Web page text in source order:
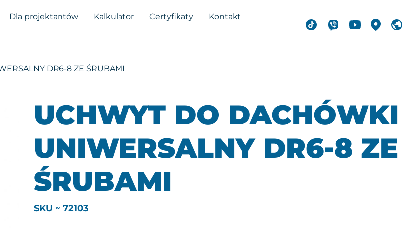
Dla projektantów Kalkulator Certyfikaty
Kontakt
DR6-8 ZE ŚRUBAMI
UCHWYT DO DACHÓWKI
UNIWERSALNY DR6-8 ZE
ŚRUBAMI
SKU ~ 72103